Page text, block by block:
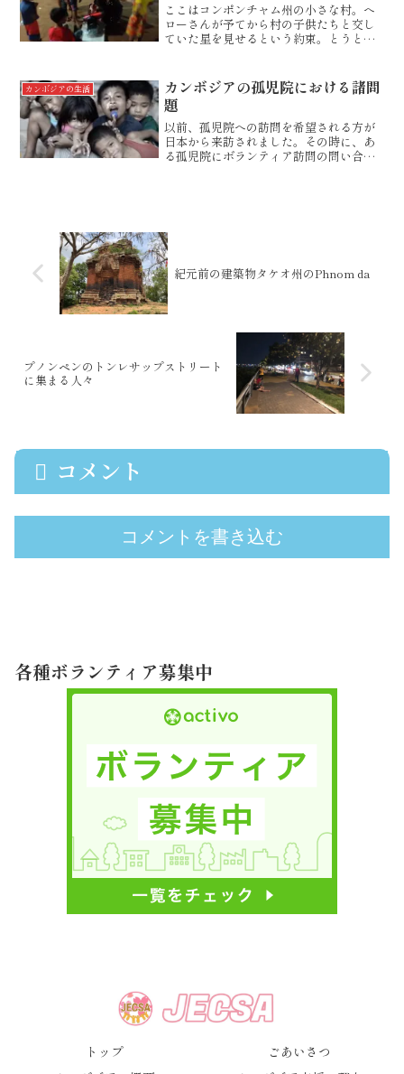
ここはコンポンチャム州の小さな村。へ
ローさんが予てから村の子供たちと交し
ていた星を見せるという約束。とうと
てあげたいと思い、こちらに来るご参加
者にお願いして日本から運ん...
カンボジアの生活
カンボジアの孤児院における諸問
題
以前、孤児院への訪問を希望される方が
日本から来訪されました。その時に、あ
る孤児院にボランティア訪問の問い合わ
紀元前の建築物タケオ州のPhnom da
プノンペンのトンレサップストリート
に集まる人々
コメント
コメントを書き込む
各種ボランティア募集中
トップ
ごあいさつ